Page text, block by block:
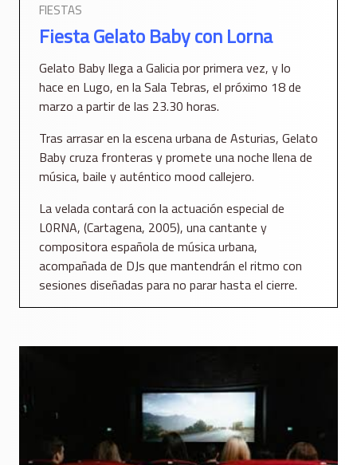
FIESTAS
Fiesta Gelato Baby con Lorna
Gelato Baby llega a Galicia por primera vez, y lo
hace en Lugo, en la Sala Tebras, el próximo 18 de
marzo a partir de las 23.30 horas.
Tras arrasar en la escena urbana de Asturias, Gelato
Baby cruza fronteras y promete una noche llena de
música, baile y auténtico mood callejero.
La velada contará con la actuación especial de
L0RNA, (Cartagena, 2005), una cantante y
compositora española de música urbana,
acompañada de DJs que mantendrán el ritmo con
sesiones diseñadas para no parar hasta el cierre.